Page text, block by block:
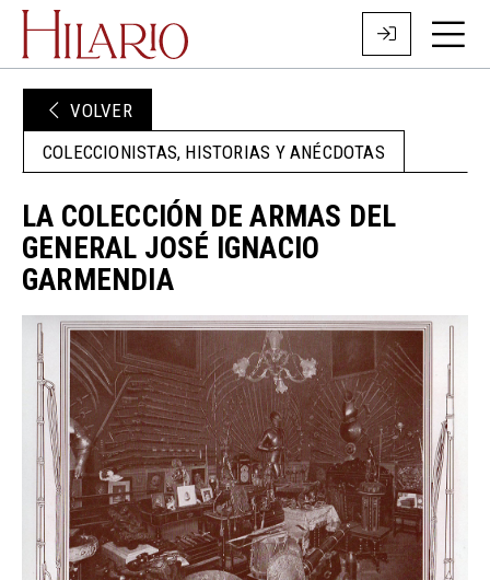
VOLVER
COLECCIONISTAS, HISTORIAS Y ANÉCDOTAS
LA COLECCIÓN DE ARMAS DEL
GENERAL JOSÉ IGNACIO
GARMENDIA